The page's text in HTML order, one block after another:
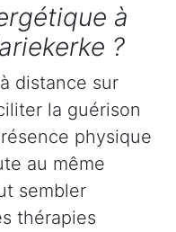
à
?
distance sur
la guérison
physique
au même
sembler
thérapies